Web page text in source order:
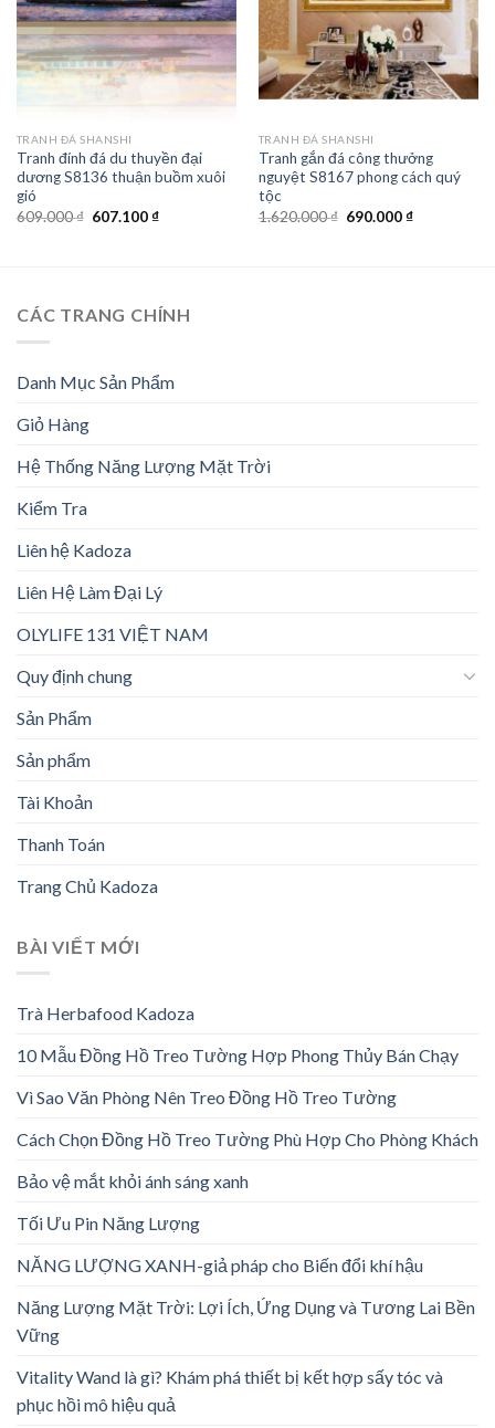
TRANH ĐÁ SHANSHI
Tranh đính đá du thuyền đại
dương S8136 thuận buồm xuôi
gió
609.000₫ Giá
607.100₫Giá
TRANH ĐÁ SHANSHI
Tranh gắn đá công thưởng
nguyệt S8167 phong cách quý
tộc
1.620.000₫ Giá
690.000₫Giá
CÁC TRANG CHÍNH
Danh Mục Sản Phẩm
Giỏ Hàng
Hệ Thống Năng Lượng Mặt Trời
Kiểm Tra
Liên hệ Kadoza
Liên Hệ Làm Đại Lý
OLYLIFE 131 VIỆT NAM
Quy định chung
Sản Phẩm
Sản phẩm
Tài Khoản
Thanh Toán
Trang Chủ Kadoza
BÀI VIẾT MỚI
Trà Herbafood Kadoza
10 Mẫu Đồng Hồ Treo Tường Hợp Phong Thủy Bán Chạy
Vì Sao Văn Phòng Nên Treo Đồng Hồ Treo Tường
Cách Chọn Đồng Hồ Treo Tường Phù Hợp Cho Phòng Khách
Bảo vệ mắt khỏi ánh sáng xanh
Tối Ưu Pin Năng Lượng
NĂNG LƯỢNG XANH-giả pháp cho Biến đổi khí hậu
Năng Lượng Mặt Trời: Lợi Ích, Ứng Dụng và Tương Lai Bền
Vững
Vitality Wand là gì? Khám phá thiết bị kết hợp sấy tóc và
phục hồi mô hiệu quả